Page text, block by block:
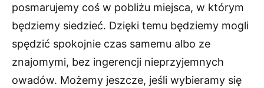
posmarujemy coś w pobliżu miejsca, w którym
będziemy siedzieć. Dzięki temu będziemy mogli
spędzić spokojnie czas samemu albo ze
znajomymi, bez ingerencji nieprzyjemnych
owadów. Możemy jeszcze, jeśli wybieramy się